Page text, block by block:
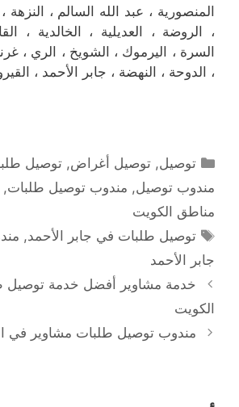
المنصورية ، عبد الله السالم ، النزهة
، الروضة ، العديلية ، الخالدية ،
السرة ، اليرموك ، الشويخ ، الري ،
، الدوحة ، النهضة ، جابر الأحمد ،
التصنيفات
توصيل,توصيل أغراض,توصيل
مندوب توصيل, مندوب توصيل طلبات,
مناطق الكويت
الوسوم
توصيل طلبات في جابر الأحمد,
جابر الأحمد
خدمة مشاوير أفضل خدمة توصيل
الكويت
مندوب توصيل طلبات مشاوير في